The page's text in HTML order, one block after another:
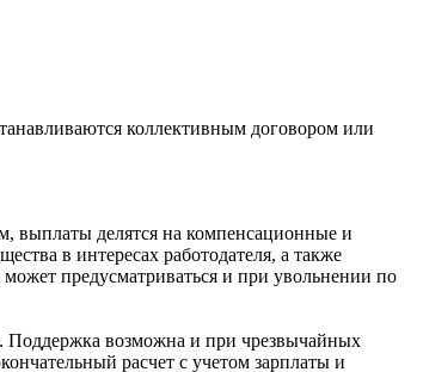
коллективным договором или
выплаты делятся на компенсационные и
в интересах работодателя, а также
предусматриваться и при увольнении по
возможна и при чрезвычайных
расчет с учетом зарплаты и